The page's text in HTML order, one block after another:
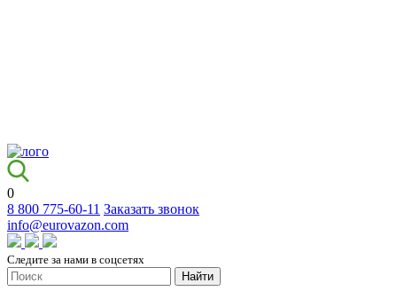
0
8 800 775-60-11 Заказать звонок
info@eurovazon.com
Следите за нами в соцсетях
Найти